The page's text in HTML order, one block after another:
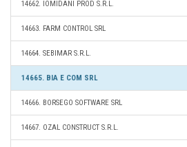
14662. IOMIDANI PROD S.R.L.
14663. FARM CONTROL SRL
14664. SEBIMAR S.R.L.
14665. BIA E COM SRL
14666. BORSEGO SOFTWARE SRL
14667. OZAL CONSTRUCT S.R.L.